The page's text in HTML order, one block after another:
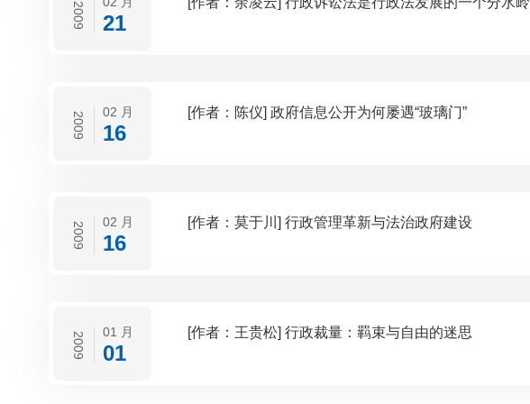
2009 21
2009 02 月
16
[作者：陈仪] 政府信息公开为何屡遇“玻璃门”
2009 02 月
16
[作者：莫于川] 行政管理革新与法治政府建设
2009 01 月
01
[作者：王贵松] 行政裁量：羁束与自由的迷思